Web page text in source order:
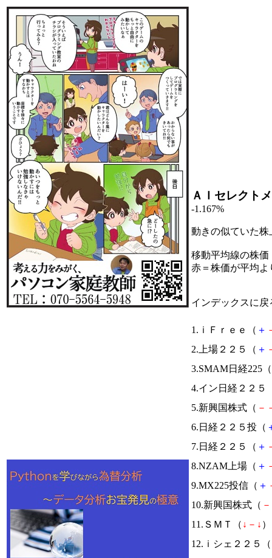
ＡＩセレクト
-1.167%
動きの似ていた
移動平均線の株価
赤＝株価が平均
インデックスに戻
1.ｉＦｒｅｅ（ ＋
2.上場２２５（ ＋
3.SMAM日経225（
4.イン日経２２５
5.新興国株式（ －
6.日経２２５投（
7.日経２２５（ ＋
8.NZAM上場（ ＋
9.MX225投信（ ＋
10.新興国株式（ －
11.ＳＭＴ（ ↓ － ↓
12.ｉシェ２２５（